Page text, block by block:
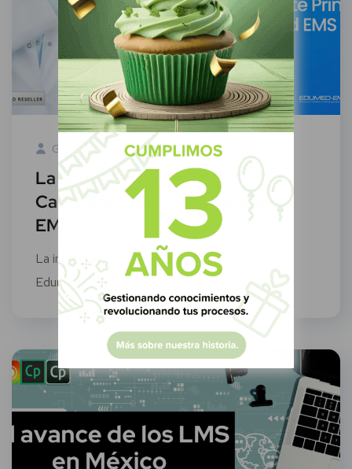
Green Know 18 Agosto, 2022
La importancia de Adobe
Captivate Prime para Edumed
EMS
La importancia de Adobe Captivate Prime para
Edumed EMS Edumed EMS es una compañía...